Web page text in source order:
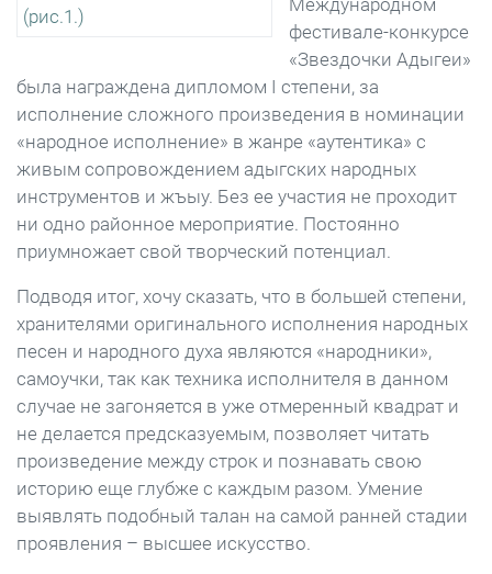
Международном
фестивале-конкурсе
«Звездочки Адыгеи»
была награждена дипломом I степени, за
исполнение сложного произведения в номинации
«народное исполнение» в жанре «аутентика» с
живым сопровождением адыгских народных
инструментов и жъыу. Без ее участия не проходит
ни одно районное мероприятие. Постоянно
приумножает свой творческий потенциал.
Подводя итог, хочу сказать, что в большей степени,
хранителями оригинального исполнения народных
песен и народного духа являются «народники»,
самоучки, так как техника исполнителя в данном
случае не загоняется в уже отмеренный квадрат и
не делается предсказуемым, позволяет читать
произведение между строк и познавать свою
историю еще глубже с каждым разом. Умение
выявлять подобный талан на самой ранней стадии
проявления – высшее искусство.